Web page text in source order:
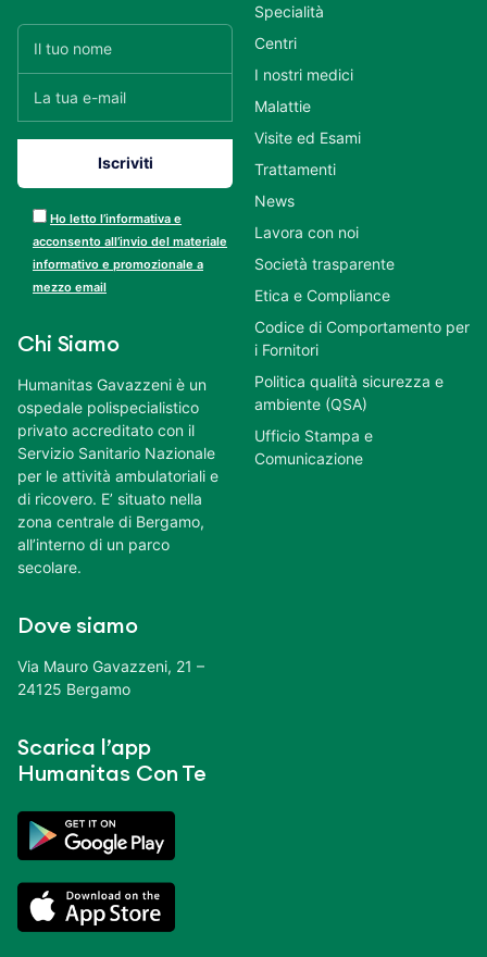
Ho letto l’informativa e
acconsento all’invio del materiale
informativo e promozionale a
mezzo email
Chi Siamo
Humanitas Gavazzeni è un
ospedale polispecialistico
privato accreditato con il
Servizio Sanitario Nazionale
per le attività ambulatoriali e
di ricovero. E’ situato nella
zona centrale di Bergamo,
all’interno di un parco
secolare.
Dove siamo
Via Mauro Gavazzeni, 21 –
24125 Bergamo
Scarica l’app
Humanitas Con Te
Specialità
Centri
I nostri medici
Malattie
Visite ed Esami
Trattamenti
News
Lavora con noi
Società trasparente
Etica e Compliance
Codice di Comportamento per
i Fornitori
Politica qualità sicurezza e
ambiente (QSA)
Ufficio Stampa e
Comunicazione